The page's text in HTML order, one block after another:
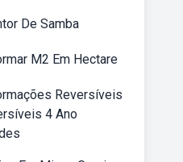
De Samba
M2 Em Hectare
Reversíveis
4 Ano